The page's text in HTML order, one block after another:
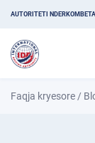
AUTORITETI
Faqja kryesore /